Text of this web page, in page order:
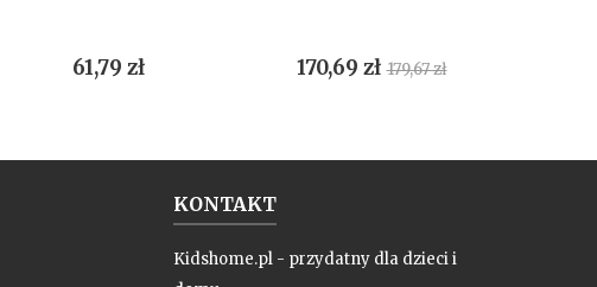
Cena
61,79 zł Cena
170,69 zł Cena
179,67 zł
KONTAKT
Kidshome.pl - przydatny dla dzieci i